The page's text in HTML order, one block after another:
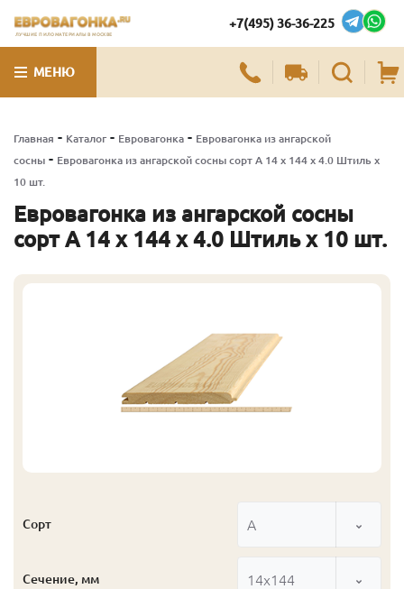
ЛУЧШИЕ ПИЛОМАТЕРИАЛЫ В МОСКВЕ
+7(495) 36-36-225
МЕНЮ
Главная - Каталог - Евровагонка - Евровагонка из ангарской
сосны - Евровагонка из ангарской сосны сорт А 14 x 144 x 4.0 Штиль x
10 шт.
Евровагонка из ангарской сосны
сорт А 14 x 144 x 4.0 Штиль x 10 шт.
Сорт А
Сечение, мм 14x144